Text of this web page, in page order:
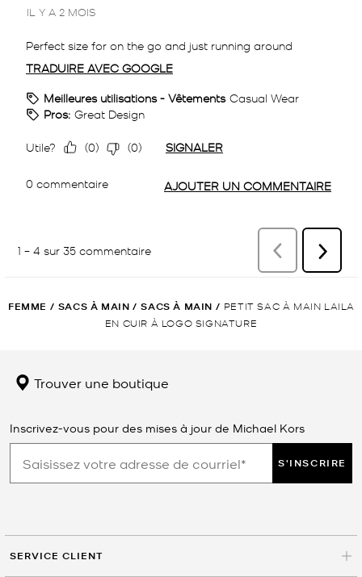
FEMME / SACS À MAIN / SACS À MAIN / PETIT SAC À MAIN LAILA
EN CUIR À LOGO SIGNATURE
Trouver une boutique
Inscrivez-vous pour des mises à jour de Michael Kors
S'INSCRIRE
SERVICE CLIENT